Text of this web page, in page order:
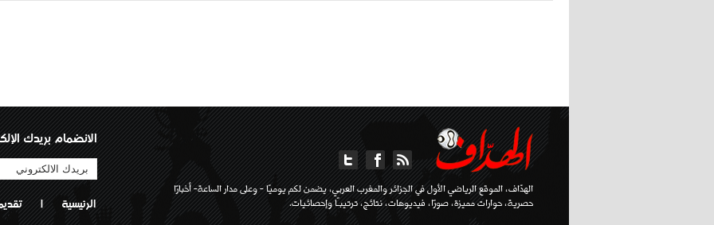
الهدّاف، الموقع الرياضي الأول في الجزائر والمغرب العربي، يضمن لكم يوميًا - وعلى مدار الساعة- أخبارًا
حصرية، حوارات مميزة، صورًا، فيديوهات، نتائج، ترتيبـًا وإحصائيات.
الانضمام بريدك
الرئيسية |